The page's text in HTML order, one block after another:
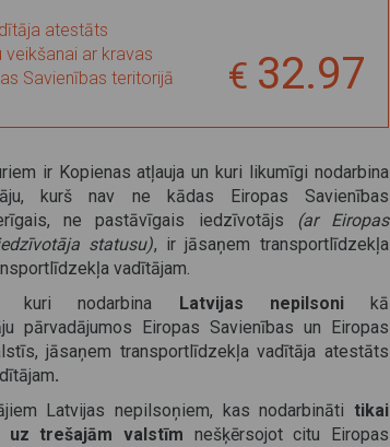
atestāts
ar kravas
Savienības teritorijā
32.97
ir Kopienas atļauja un kuri likumīgi nodarbina
kurš nav ne kādas Eiropas Savienības
ne pastāvīgais iedzīvotājs
(ar Eiropas
statusu), ir jāsaņem transportlīdzekļa
vadītājam.
kuri nodarbina Latvijas nepilsonikā
pārvadājumos Eiropas Savienības un Eiropas
jāsaņem transportlīdzekļa vadītāja atestāts
.
Latvijas nepilsoņiem, kas nodarbināti tikai
trešajām valstīm nešķērsojot citu Eiropas